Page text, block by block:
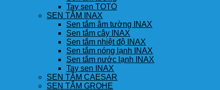
Tay sen TOTO
SEN TẮM INAX
Sen tắm âm tường INAX
Sen tắm cây INAX
Sen tắm nhiệt độ INAX
Sen tắm nóng lạnh INAX
Sen tắm nước lạnh INAX
Tay sen INAX
SEN TẮM CAESAR
SEN TẮM GROHE